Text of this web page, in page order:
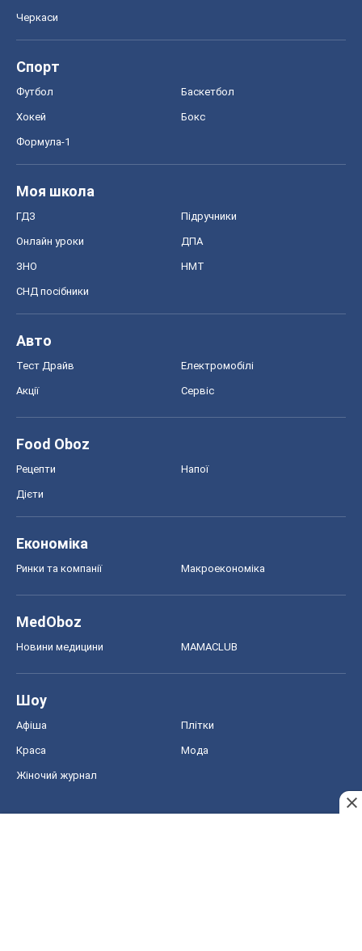
Черкаси
Спорт
Футбол Баскетбол
Хокей Бокс
Формула-1
Моя школа
ГДЗ Підручники
Онлайн уроки ДПА
ЗНО НМТ
СНД посібники
Авто
Тест Драйв Електромобілі
Акції Сервіс
Food Oboz
Рецепти Напої
Дієти
Економіка
Ринки та компанії Макроекономіка
MedOboz
Новини медицини MAMACLUB
Шоу
Афіша Плітки
Краса Мода
Жіночий журнал